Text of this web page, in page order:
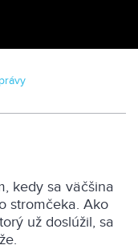
kedy sa väčšina
stromčeka. Ako
už doslúžil, sa